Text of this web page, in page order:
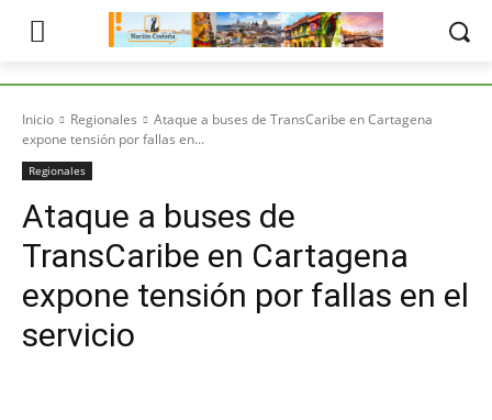
Inicio Regionales
Ataque a buses de TransCaribe en Cartagena
expone tensión por fallas en...
Regionales
Ataque a buses de
TransCaribe en Cartagena
expone tensión por fallas en el
servicio